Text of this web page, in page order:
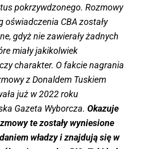
pokrzywdzonego. Rozmowy
oświadczenia CBA zostały
gdyż nie zawierały żadnych
miały jakikolwiek
charakter. O fakcie nagrania
z Donaldem Tuskiem
już w 2022 roku
Gazeta Wyborcza. Okazuje
te zostały wyniesione
władzy i znajdują się w